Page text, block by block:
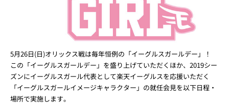
5月26日(日)オリックス戦は毎年恒例の「イーグルスガールデー」！
この「イーグルスガールデー」を盛り上げていただくほか、2019シー
ズンにイーグルスガール代表として楽天イーグルスを応援いただく
「イーグルスガールイメージキャラクター」の就任会見を以下日程・
場所で実施します。